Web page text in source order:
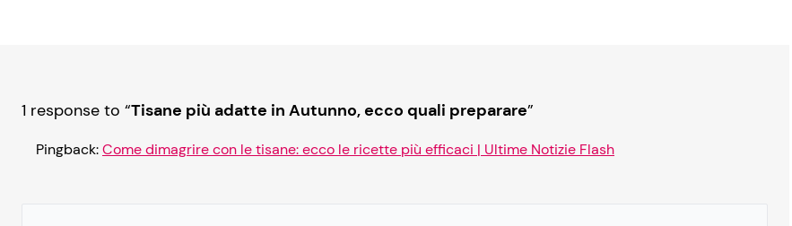
1 response to “Tisane più adatte in Autunno, ecco quali preparare”
Pingback:Come dimagrire con le tisane: ecco le ricette più efficaci | Ultime Notizie Flash